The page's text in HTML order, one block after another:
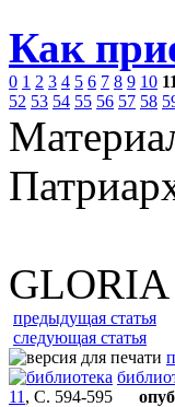
Как
0 1 2 3 4 5 6 7 8 9 10 11
52 53 54 55 56 57 58
предыдущая статья
следующая статья
11 , С. 594-595